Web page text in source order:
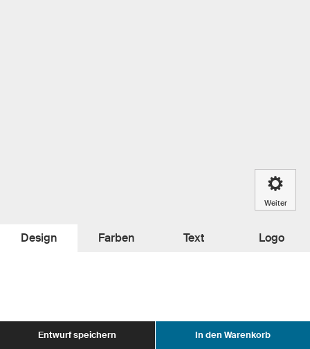
Design Farben Text Logo
Entwurf speichern In den Warenkorb
Weiter